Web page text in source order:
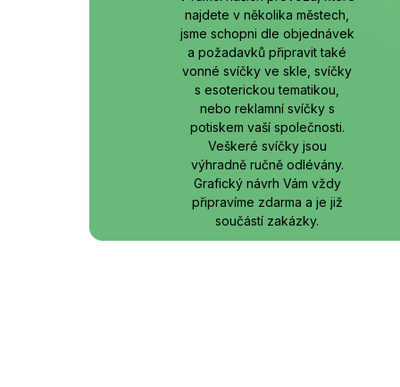
najdete v několika městech,
jsme schopni dle objednávek
a požadavků připravit také
vonné svíčky ve skle, svíčky
s esoterickou tematikou,
nebo reklamní svíčky s
potiskem vaší společnosti.
Veškeré svíčky jsou
výhradně ručně odlévány.
Grafický návrh Vám vždy
připravíme zdarma a je již
součástí zakázky.